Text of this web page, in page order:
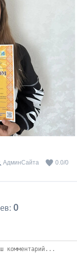
АдминСайта 0.0/0
: 0